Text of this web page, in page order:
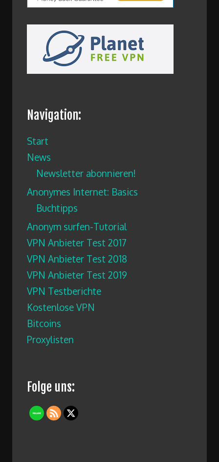
Navigation:
Start
News
Newsletter abonnieren!
Anonymes Internet: Basics
Buchtipps
Anonym surfen-Tutorial
VPN Anbieter Test 2017
VPN Anbieter Test 2018
VPN Anbieter Test 2019
VPN Testberichte
Kostenlose VPN
Bitcoins
Proxylisten
Folge uns: